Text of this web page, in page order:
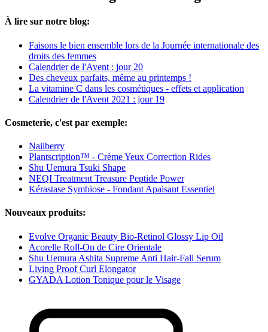
À lire sur notre blog:
Faisons le bien ensemble lors de la Journée internationale des
droits des femmes
Calendrier de l'Avent : jour 20
Des cheveux parfaits, même au printemps !
La vitamine C dans les cosmétiques - effets et application
Calendrier de l'Avent 2021 : jour 19
Cosmeterie, c'est par exemple:
Nailberry
Plantscription™ - Crème Yeux Correction Rides
Shu Uemura Tsuki Shape
NEQI Treatment Treasure Peptide Power
Kérastase Symbiose - Fondant Apaisant Essentiel
Nouveaux produits:
Evolve Organic Beauty Bio-Retinol Glossy Lip Oil
Acorelle Roll-On de Cire Orientale
Shu Uemura Ashita Supreme Anti Hair-Fall Serum
Living Proof Curl Elongator
GYADA Lotion Tonique pour le Visage